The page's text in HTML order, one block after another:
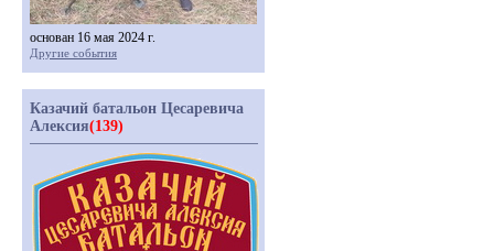
основан 16 мая 2024 г.
Другие события
Казачий батальон Цесаревича
Алексия(139)